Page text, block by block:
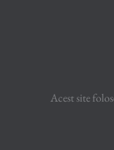
Acest site